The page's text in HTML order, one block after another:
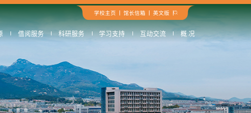
学校主页 馆长信箱 英文版
借阅服务 科研服务 学习支持 互动交流 概 况